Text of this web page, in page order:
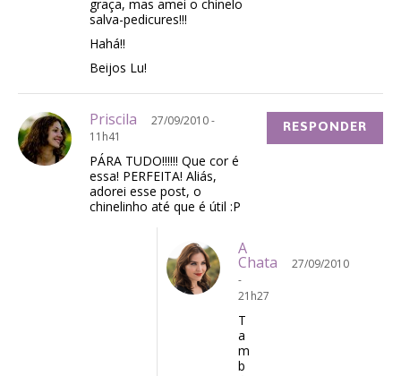
graça, mas amei o chinelo
salva-pedicures!!!
Hahá!!
Beijos Lu!
Priscila
27/09/2010 -
11h41
PÁRA TUDO!!!!!! Que cor é
essa! PERFEITA! Aliás,
adorei esse post, o
chinelinho até que é útil :P
RESPONDER
A
Chata
27/09/2010
-
21h27
T
a
m
b